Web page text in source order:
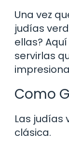
Una vez
judías
ellas?
servirlas
Como
Las judías
clásica.